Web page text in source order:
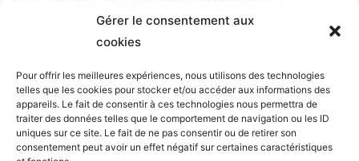
Gérer le consentement aux
cookies
Pour offrir les meilleures expériences, nous utilisons des technologies
telles que les cookies pour stocker et/ou accéder aux informations des
appareils. Le fait de consentir à ces technologies nous permettra de
traiter des données telles que le comportement de navigation ou les ID
uniques sur ce site. Le fait de ne pas consentir ou de retirer son
consentement peut avoir un effet négatif sur certaines caractéristiques
Comment contacter la chaîne Novo 19 ?
Catégories
Assistance et démarches
Casting et participation
Musique et streaming